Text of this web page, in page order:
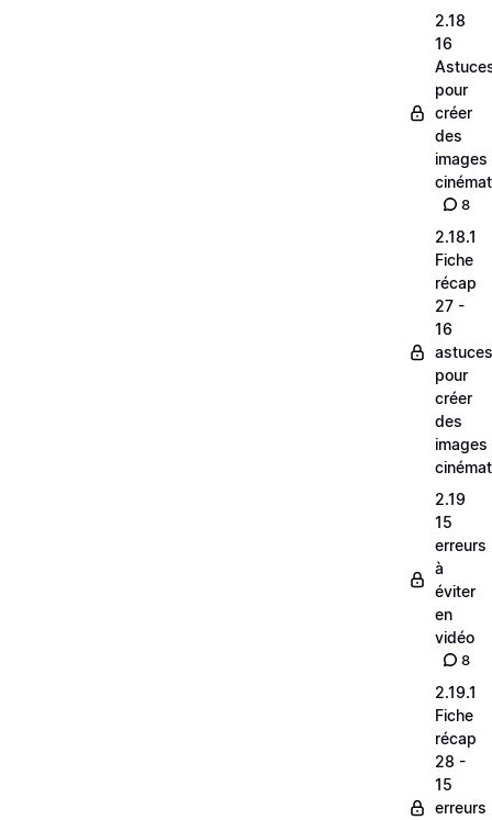
2.18
16
pour
créer
des
images
8
2.18.1
Fiche
récap
27 -
16
astuces
pour
créer
des
images
2.19
15
erreurs
à
éviter
en
vidéo
8
2.19.1
Fiche
récap
28 -
15
erreurs